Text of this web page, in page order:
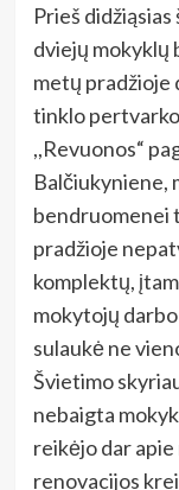
Prieš
dviejų mokyklų
metų pradžioje
tinklo
,,Revuonos“
Balčiukyniene,
bendruomenei
pradžioje
komplektų,
mokytojų
sulaukė ne
Švietimo
nebaigta
reikėjo dar
renovacijos